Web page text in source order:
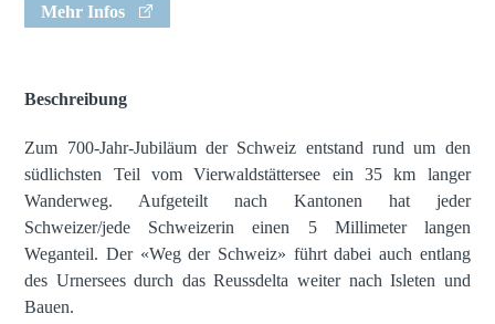
Mehr Infos
Beschreibung
Zum 700-Jahr-Jubiläum der Schweiz entstand rund um den
südlichsten Teil vom Vierwaldstättersee ein 35 km langer
Wanderweg. Aufgeteilt nach Kantonen hat jeder
Schweizer/jede Schweizerin einen 5 Millimeter langen
Weganteil. Der «Weg der Schweiz» führt dabei auch entlang
des Urnersees durch das Reussdelta weiter nach Isleten und
Bauen.